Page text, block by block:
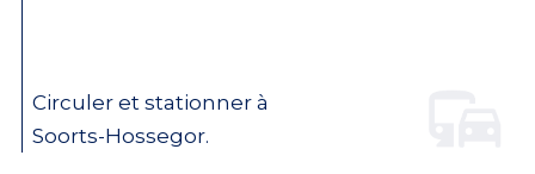
Circuler et stationner à
Soorts-Hossegor.